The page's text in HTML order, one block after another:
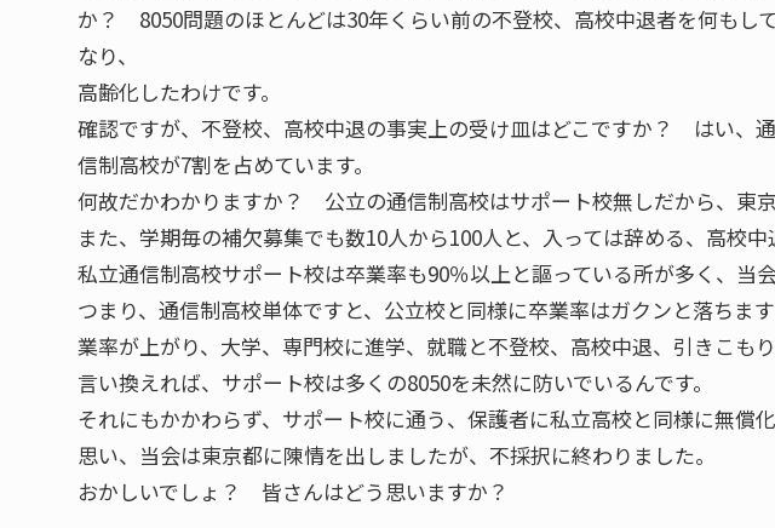
か？ 8050問題のほとんどは30年くらい前の不登校、高校中退者を何もし
なり、
高齢化したわけです。
確認ですが、不登校、高校中退の事実上の受け皿はどこですか？ はい、
信制高校が7割を占めています。
何故だかわかりますか？ 公立の通信制高校はサポート校無しだから、東
また、学期毎の補欠募集でも数10人から100人と、入っては辞める、高校中
私立通信制高校サポート校は卒業率も90％以上と謳っている所が多く、当
つまり、通信制高校単体ですと、公立校と同様に卒業率はガクンと落ちま
業率が上がり、大学、専門校に進学、就職と不登校、高校中退、引きこも
言い換えれば、サポート校は多くの8050を未然に防いでいるんです。
それにもかかわらず、サポート校に通う、保護者に私立高校と同様に無償
思い、当会は東京都に陳情を出しましたが、不採択に終わりました。
おかしいでしょ？ 皆さんはどう思いますか？